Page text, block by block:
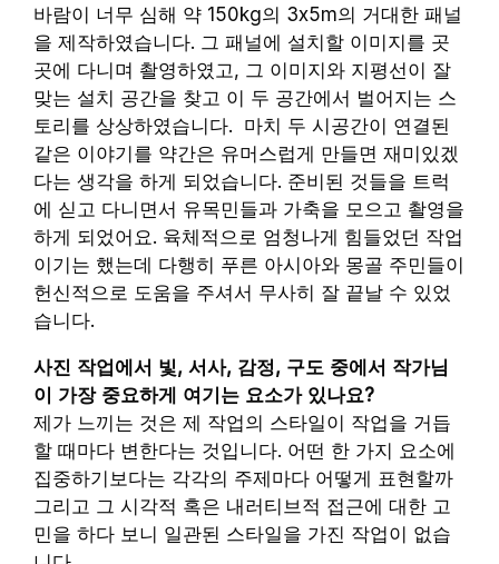
바람이 너무 심해 약 150kg의 3x5m의 거대한 패널
을 제작하였습니다. 그 패널에 설치할 이미지를 곳
곳에 다니며 촬영하였고, 그 이미지와 지평선이 잘
맞는 설치 공간을 찾고 이 두 공간에서 벌어지는 스
토리를 상상하였습니다. 마치 두 시공간이 연결된
같은 이야기를 약간은 유머스럽게 만들면 재미있겠
다는 생각을 하게 되었습니다. 준비된 것들을 트럭
에 싣고 다니면서 유목민들과 가축을 모으고 촬영을
하게 되었어요. 육체적으로 엄청나게 힘들었던 작업
이기는 했는데 다행히 푸른 아시아와 몽골 주민들이
헌신적으로 도움을 주셔서 무사히 잘 끝날 수 있었
습니다.
사진 작업에서 빛, 서사, 감정, 구도 중에서 작가님
이 가장 중요하게 여기는 요소가 있나요?
제가 느끼는 것은 제 작업의 스타일이 작업을 거듭
할 때마다 변한다는 것입니다. 어떤 한 가지 요소에
집중하기보다는 각각의 주제마다 어떻게 표현할까
그리고 그 시각적 혹은 내러티브적 접근에 대한 고
민을 하다 보니 일관된 스타일을 가진 작업이 없습